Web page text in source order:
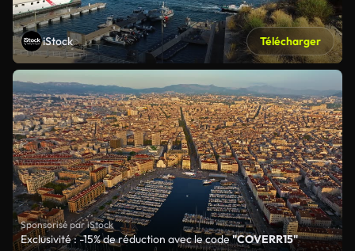
iStock Télécharger
Sponsorisé par iStock
Exclusivité : -15% de réduction avec le code"COVERR15"